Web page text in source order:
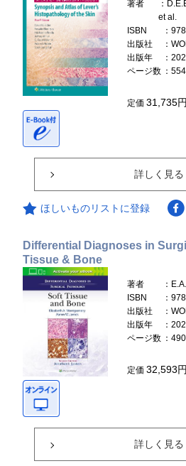
著者
：
et al.
ISBN
：
出版社
：
出版年
：
ページ数 ：
定価31,735
詳しく見る
ほしいものリストに登録
Differential Diagnoses in
Tissue & Bone
著者
：
ISBN
：
出版社
：
出版年
：
ページ数 ：
定価32,593
詳しく見る